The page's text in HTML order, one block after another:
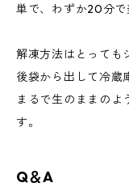
単で、わずか20分で
解凍方法はとっても
後袋から出して冷蔵
まるで生のままのよ
す。
Q＆A